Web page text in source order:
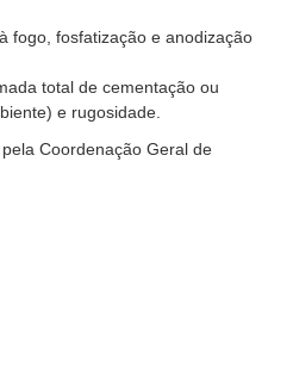
fogo, fosfatização e anodização
total de cementação ou
e rugosidade.
Coordenação Geral de